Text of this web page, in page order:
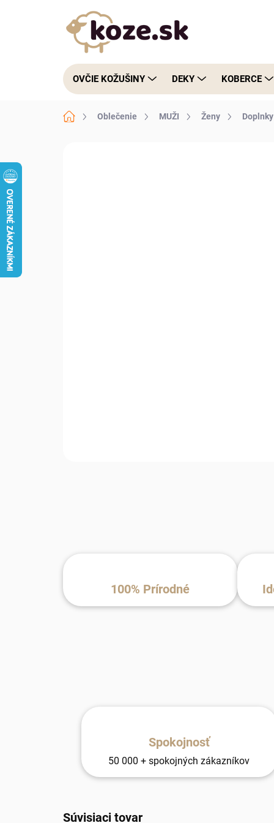
OVČIE KOŽUŠINY DEKY KOBERCE
DomovOblečenie MUŽI Ženy Doplnky
100% Prírodné
Spokojnosť
50 000 + spokojných zákazníkov
Súvisiaci tovar